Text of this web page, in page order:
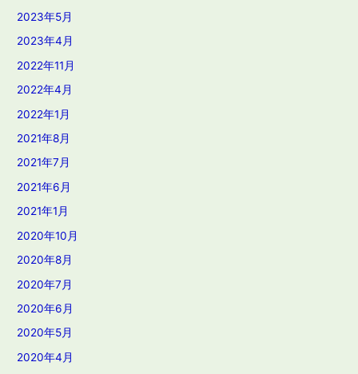
2023年5月
2023年4月
2022年11月
2022年4月
2022年1月
2021年8月
2021年7月
2021年6月
2021年1月
2020年10月
2020年8月
2020年7月
2020年6月
2020年5月
2020年4月